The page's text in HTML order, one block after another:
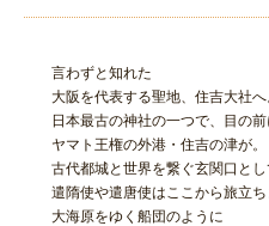
言わずと知れた
大阪を代表する聖地、住吉大社へ
日本最古の神社の一つで、目の前
ヤマト王権の外港・住吉の津が。
古代都城と世界を繋ぐ玄関口とし
遣隋使や遣唐使はここから旅立ち
大海原をゆく船団のように